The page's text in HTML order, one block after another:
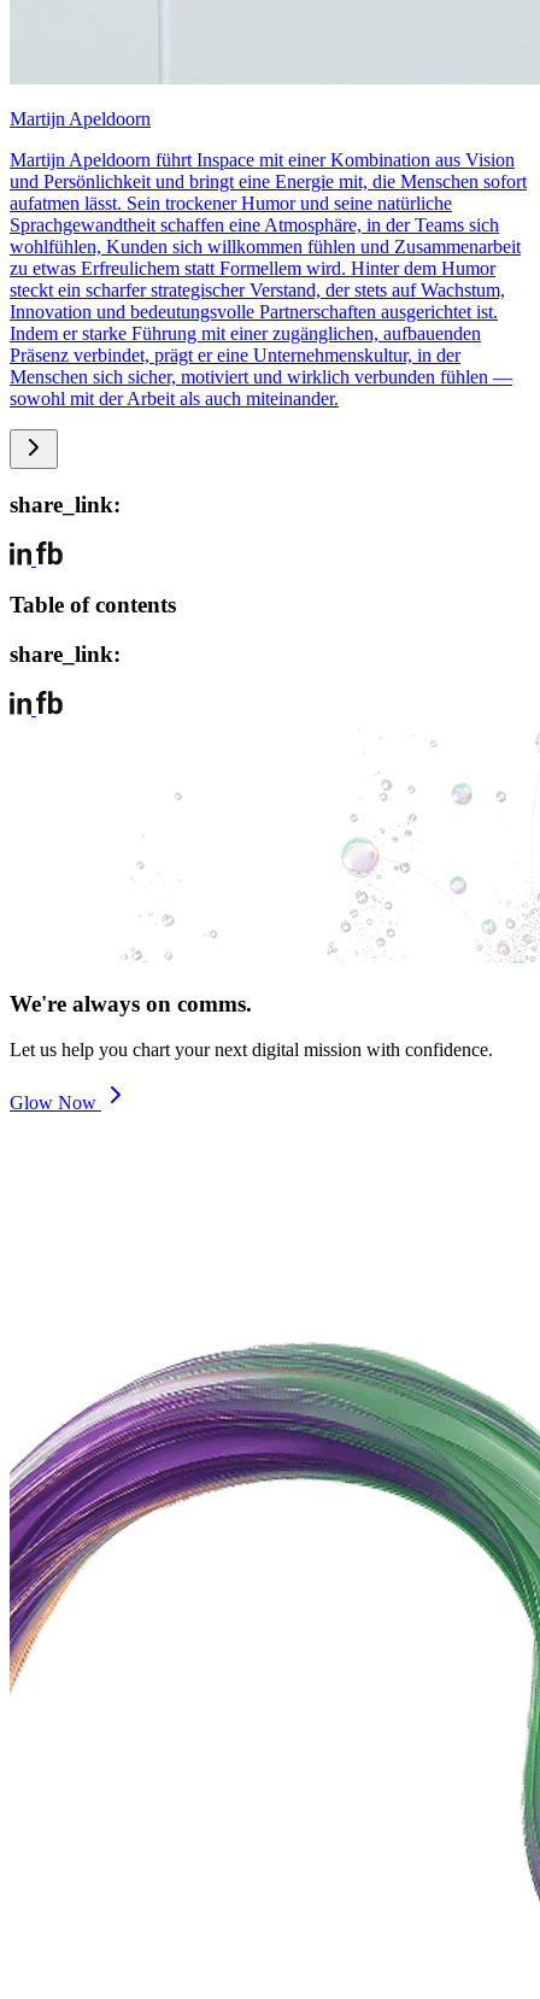
Martijn Apeldoorn
Martijn Apeldoorn führt Inspace mit einer Kombination aus Vision
und Persönlichkeit und bringt eine Energie mit, die Menschen sofort
aufatmen lässt. Sein trockener Humor und seine natürliche
Sprachgewandtheit schaffen eine Atmosphäre, in der Teams sich
wohlfühlen, Kunden sich willkommen fühlen und Zusammenarbeit
zu etwas Erfreulichem statt Formellem wird. Hinter dem Humor
steckt ein scharfer strategischer Verstand, der stets auf Wachstum,
Innovation und bedeutungsvolle Partnerschaften ausgerichtet ist.
Indem er starke Führung mit einer zugänglichen, aufbauenden
Präsenz verbindet, prägt er eine Unternehmenskultur, in der
Menschen sich sicher, motiviert und wirklich verbunden fühlen —
sowohl mit der Arbeit als auch miteinander.
share_link:
Table of contents
share_link:
We're always on comms.
Let us help you chart your next digital mission with confidence.
Glow Now